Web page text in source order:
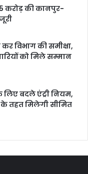
करोड़ की कानपुर-
विभाग की समीक्षा,
को मिले सम्मान
लिए बदले एंट्री नियम,
तहत मिलेगी सीमित